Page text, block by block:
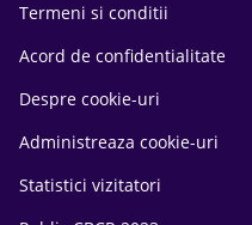
Termeni si conditii
Acord de confidentialitate
Despre cookie-uri
Administreaza cookie-uri
Statistici vizitatori